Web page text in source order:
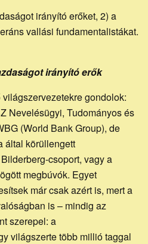
irányító erőket, 2) a
vallási fundamentalistákat.
irányító erők
gondolok:
Nevelésügyi, Tudományos és
(World Bank Group), de
által körüllengett
csoport, vagy a
megbúvók. Egyet
már csak azért is, mert a
is – mindig az
szerepel: a
világszerte több millió taggal